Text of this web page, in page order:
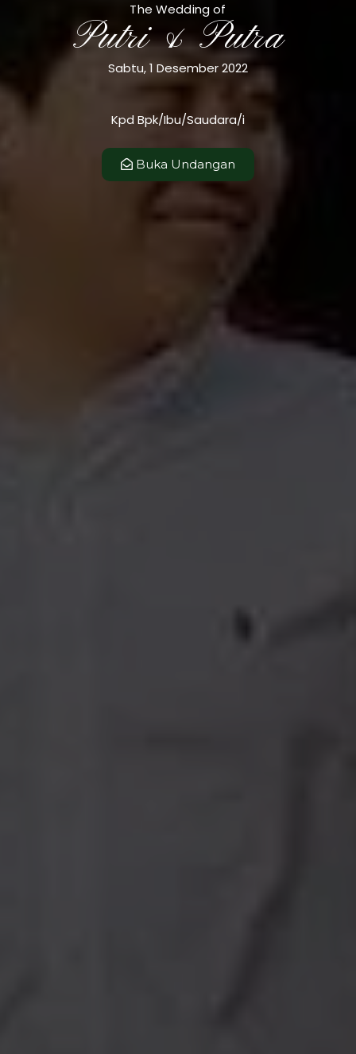
The Wedding of
Putri & Putra
Sabtu, 1 Desember 2022
Kpd Bpk/Ibu/Saudara/i
Buka Undangan
Putri &
Putra